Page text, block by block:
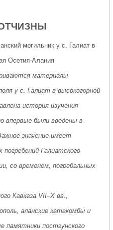
могильник у с. Галиат в
Осетия-Алания
материалы
у с. Галиат в высокогорной
история изучения
впервые были введены в
значение имеет
Галиатского
со временем, погребальных
Кавказа VII–X вв.,
аланские катакомбы и
памятники постгунского